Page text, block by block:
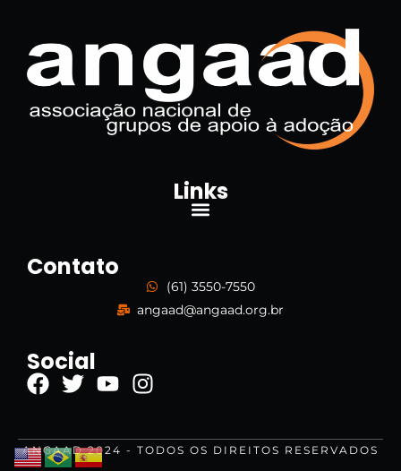
Links
Contato
(61) 3550-7550
angaad@angaad.org.br
Social
ANGAAD 2024 - TODOS OS DIREITOS RESERVADOS